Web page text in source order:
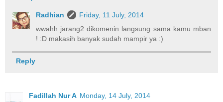
Radhian
Friday, 11 July, 2014
wwahh jarang2 dikomenin langsung sama kamu mban
! :D makasih banyak sudah mampir ya :)
Reply
Fadillah Nur A Monday, 14 July, 2014